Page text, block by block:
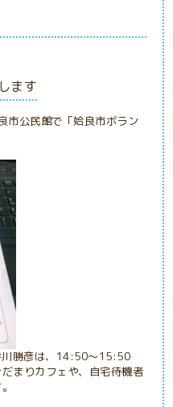
ます
公民館で「姶良市ボラン
川勝彦は、14:50～15:50
まりカフェや、自宅待機者